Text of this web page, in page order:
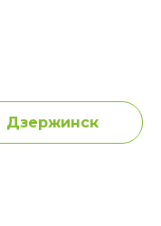
Дзержинск